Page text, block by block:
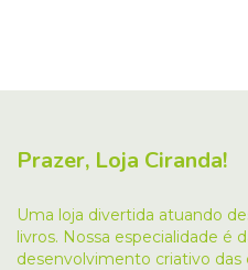
Prazer, Loja Ciranda!
Uma loja divertida atuando
livros. Nossa especialidade é
desenvolvimento criativo das